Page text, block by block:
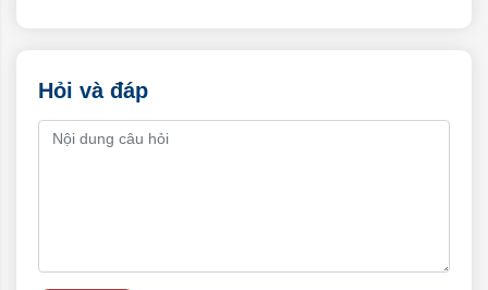
Hỏi và đáp